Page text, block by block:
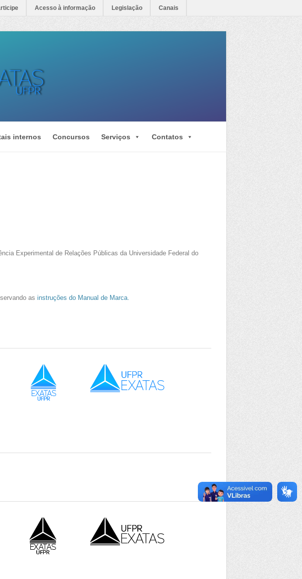
Acesso à informação Legislação Canais
internos Concursos Serviços Contatos
Experimental de Relações Públicas da Universidade Federal do
as instruções do Manual de Marca.